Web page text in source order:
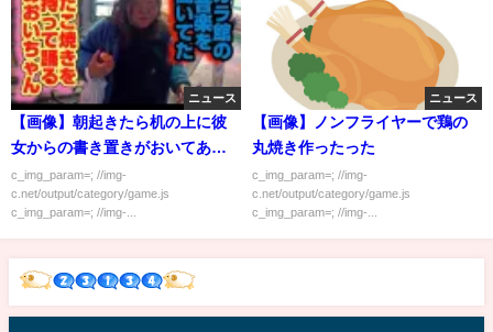
ニュース
【画像】朝起きたら机の上に彼
女からの書き置きがおいてあっ
た…
c_img_param=; //img-
c.net/output/category/game.js
c_img_param=; //img-...
ニュース
【画像】ノンフライヤーで鶏の
丸焼き作ったった
c_img_param=; //img-
c.net/output/category/game.js
c_img_param=; //img-...